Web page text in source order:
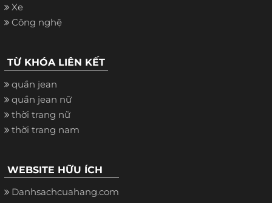
Xe
Công nghệ
TỪ KHÓA LIÊN KẾT
quần jean
quần jean nữ
thời trang nữ
thời trang nam
WEBSITE HỮU ÍCH
Danhsachcuahang.com